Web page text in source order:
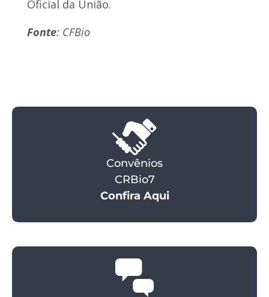
Oficial da União.
Fonte: CFBio
Convênios
CRBio7
Confira Aqui